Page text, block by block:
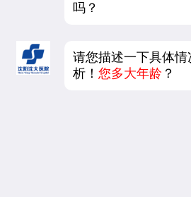
吗？
请您描述一下具体
析！您多大年龄 ？